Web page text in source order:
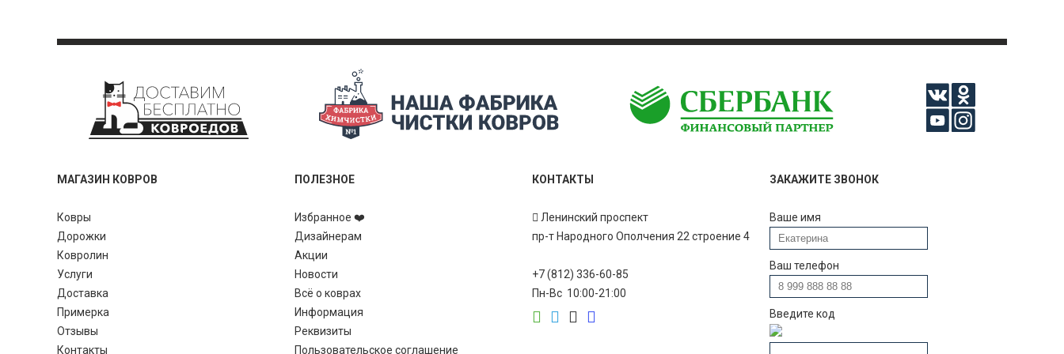
МАГАЗИН КОВРОВ
Ковры
Дорожки
Ковролин
Услуги
Доставка
Примерка
Отзывы
Контакты
ПОЛЕЗНОЕ
Избранное ❤️
Дизайнерам
Акции
Новости
Всё о коврах
Информация
Реквизиты
Пользовательское соглашение
КОНТАКТЫ
Ленинский проспект
пр-т Народного Ополчения 22 строение 4
+7 (812) 336-60-85
Пн-Вс 10:00-21:00
ЗАКАЖИТЕ ЗВОНОК
Ваше имя
Ваш телефон
Введите код